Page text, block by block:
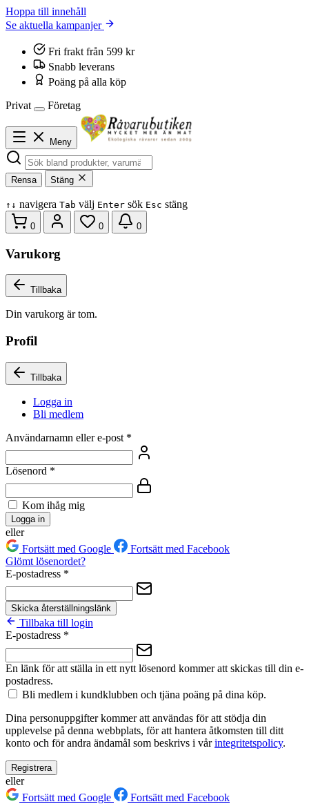
Hoppa till innehåll
Se aktuella kampanjer
Fri frakt från 599 kr
Snabb leverans
Poäng på alla köp
Privat
Företag
Meny
Rensa Stäng
↑ ↓ navigera Tab välj Enter sök Esc stäng
0 0 0
Varukorg
Tillbaka
Din varukorg är tom.
Profil
Tillbaka
Logga in
Bli medlem
Användarnamn eller e-post *
Lösenord *
Kom ihåg mig
Logga in
eller
Fortsätt med Google
Fortsätt med Facebook
Glömt lösenordet?
E-postadress *
Skicka återställningslänk
Tillbaka till login
E-postadress *
En länk för att ställa in ett nytt lösenord kommer att skickas till din e-
postadress.
Bli medlem i kundklubben och tjäna poäng på dina köp.
Dina personuppgifter kommer att användas för att stödja din
upplevelse på denna webbplats, för att hantera åtkomsten till ditt
konto och för andra ändamål som beskrivs i vårintegritetspolicy.
Registrera
eller
Fortsätt med Google
Fortsätt med Facebook